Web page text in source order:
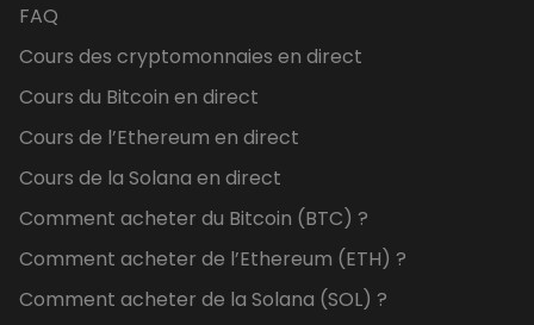
FAQ
Cours des cryptomonnaies en direct
Cours du Bitcoin en direct
Cours de l’Ethereum en direct
Cours de la Solana en direct
Comment acheter du Bitcoin (BTC) ?
Comment acheter de l’Ethereum (ETH) ?
Comment acheter de la Solana (SOL) ?